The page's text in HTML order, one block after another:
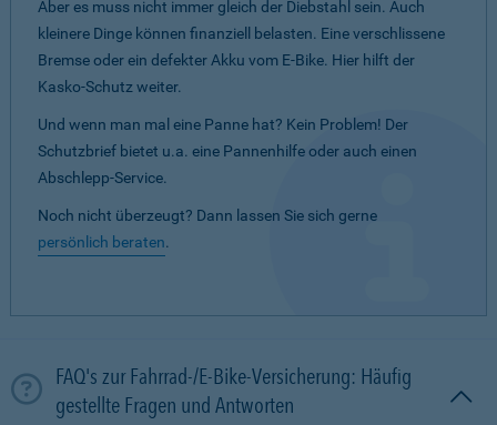
Aber es muss nicht immer gleich der Diebstahl sein. Auch
kleinere Dinge können finanziell belasten. Eine verschlissene
Bremse oder ein defekter Akku vom E-Bike. Hier hilft der
Kasko-Schutz weiter.
Und wenn man mal eine Panne hat? Kein Problem! Der
Schutzbrief bietet u.a. eine Pannenhilfe oder auch einen
Abschlepp-Service.
Noch nicht überzeugt? Dann lassen Sie sich gerne
persönlich beraten.
FAQ's zur Fahrrad-/E-Bike-Versicherung: Häufig
gestellte Fragen und Antworten